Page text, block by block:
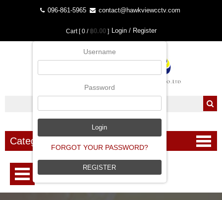
096-861-5965 contact@hawkviewcctv.com
Cart [ 0 / ฿0.00] Login / Register
Username
Password
FORGOT YOUR PASSWORD?
REGISTER
Categories